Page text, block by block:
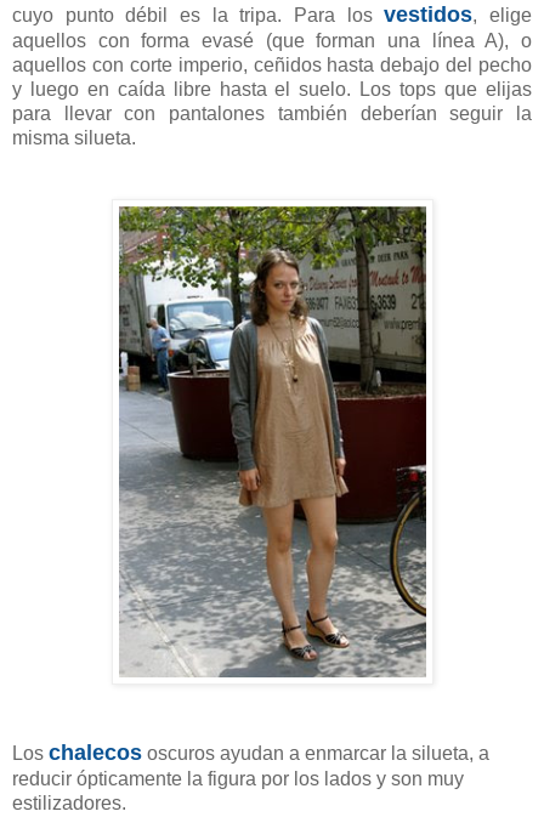
cuyo punto débil es la tripa. Para losvestidos, elige
aquellos con forma evasé (que forman una línea A), o
aquellos con corte imperio, ceñidos hasta debajo del pecho
y luego en caída libre hasta el suelo. Los tops que elijas
para llevar con pantalones también deberían seguir la
misma silueta.
Los chalecos oscuros ayudan a enmarcar la silueta, a
reducir ópticamente la figura por los lados y son muy
estilizadores.